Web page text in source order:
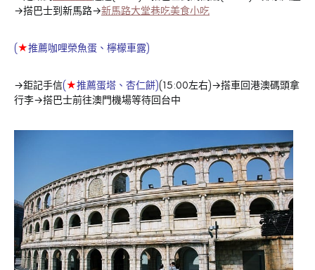
→搭巴士到新馬路→新馬路大堂巷吃美食小吃
(★推薦咖哩榮魚蛋、檸檬車露)
→鉅記手信(★推薦蛋塔、杏仁餅)(15:00左右)→搭車回港澳碼頭拿
行李→搭巴士前往澳門機場等待回台中